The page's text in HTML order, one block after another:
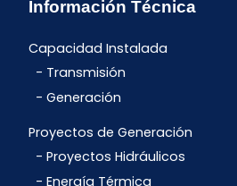
Información Técnica
Capacidad Instalada
Transmisión
Generación
Proyectos de Generación
Proyectos Hidráulicos
Energía Térmica